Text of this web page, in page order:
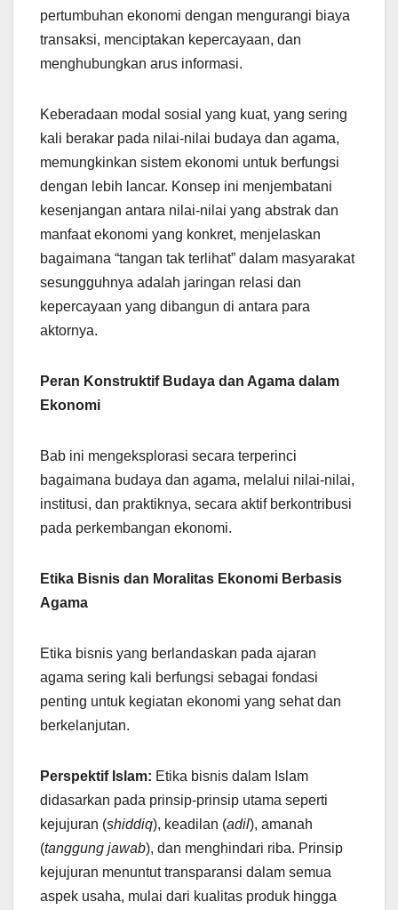
pertumbuhan ekonomi dengan mengurangi biaya
transaksi, menciptakan kepercayaan, dan
menghubungkan arus informasi.
Keberadaan modal sosial yang kuat, yang sering
kali berakar pada nilai-nilai budaya dan agama,
memungkinkan sistem ekonomi untuk berfungsi
dengan lebih lancar. Konsep ini menjembatani
kesenjangan antara nilai-nilai yang abstrak dan
manfaat ekonomi yang konkret, menjelaskan
bagaimana “tangan tak terlihat” dalam masyarakat
sesungguhnya adalah jaringan relasi dan
kepercayaan yang dibangun di antara para
aktornya.
Peran Konstruktif Budaya dan Agama dalam
Ekonomi
Bab ini mengeksplorasi secara terperinci
bagaimana budaya dan agama, melalui nilai-nilai,
institusi, dan praktiknya, secara aktif berkontribusi
pada perkembangan ekonomi.
Etika Bisnis dan Moralitas Ekonomi Berbasis
Agama
Etika bisnis yang berlandaskan pada ajaran
agama sering kali berfungsi sebagai fondasi
penting untuk kegiatan ekonomi yang sehat dan
berkelanjutan.
Perspektif Islam: Etika bisnis dalam Islam
didasarkan pada prinsip-prinsip utama seperti
kejujuran (shiddiq), keadilan (adil), amanah
(tanggung jawab), dan menghindari riba. Prinsip
kejujuran menuntut transparansi dalam semua
aspek usaha, mulai dari kualitas produk hingga